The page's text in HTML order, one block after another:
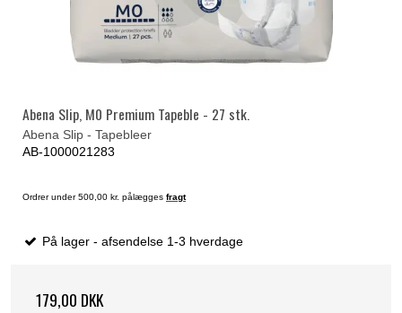
Abena Slip, M0 Premium Tapeble - 27 stk.
Abena Slip - Tapebleer
AB-1000021283
Ordrer under 500,00 kr. pålægges fragt
På lager - afsendelse 1-3 hverdage
179,00 DKK